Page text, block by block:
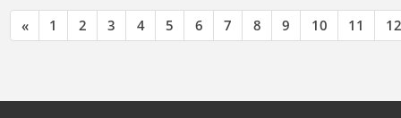
« 1 2 3 4 5 6 7 8 9 10 11 12